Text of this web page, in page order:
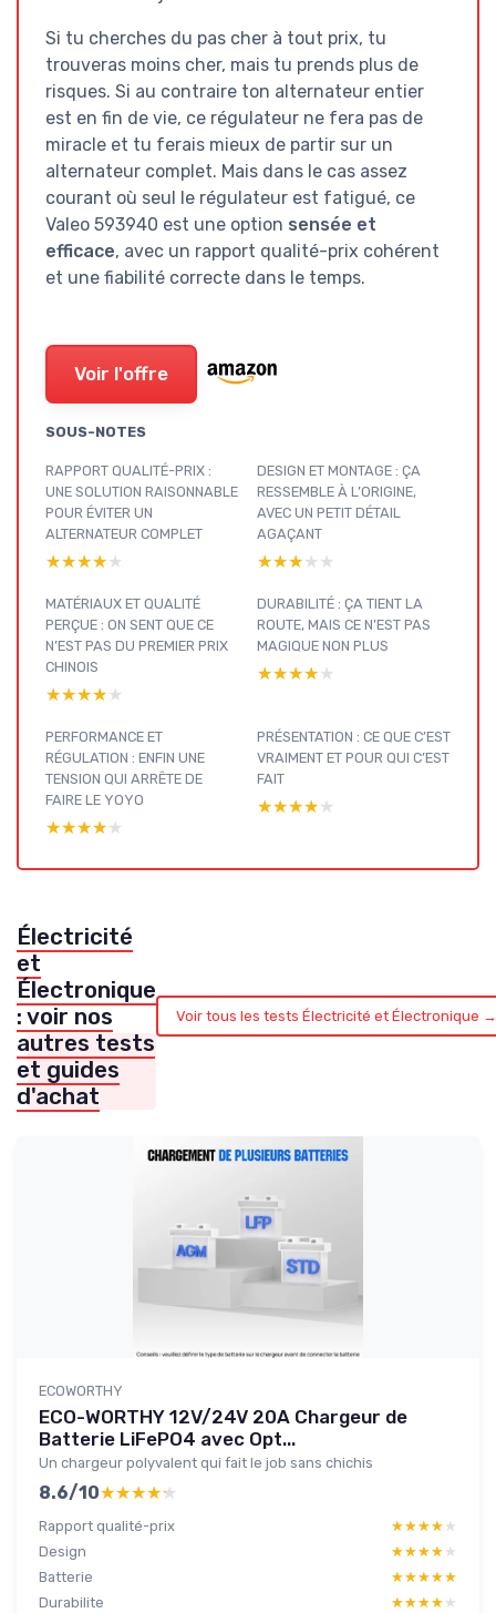
Si tu cherches du pas cher à tout prix, tu
trouveras moins cher, mais tu prends plus de
risques. Si au contraire ton alternateur entier
est en fin de vie, ce régulateur ne fera pas de
miracle et tu ferais mieux de partir sur un
alternateur complet. Mais dans le cas assez
courant où seul le régulateur est fatigué, ce
Valeo 593940 est une option sensée et
efficace, avec un rapport qualité-prix cohérent
et une fiabilité correcte dans le temps.
Voir l'offre
SOUS-NOTES
RAPPORT QUALITÉ-PRIX :
UNE SOLUTION RAISONNABLE
POUR ÉVITER UN
ALTERNATEUR COMPLET
★★★★★
★★★★★
DESIGN ET MONTAGE : ÇA
RESSEMBLE À L’ORIGINE,
AVEC UN PETIT DÉTAIL
AGAÇANT
★★★★★
★★★★★
MATÉRIAUX ET QUALITÉ
PERÇUE : ON SENT QUE CE
N’EST PAS DU PREMIER PRIX
CHINOIS
★★★★★
★★★★★
DURABILITÉ : ÇA TIENT LA
ROUTE, MAIS CE N’EST PAS
MAGIQUE NON PLUS
★★★★★
★★★★★
PERFORMANCE ET
RÉGULATION : ENFIN UNE
TENSION QUI ARRÊTE DE
FAIRE LE YOYO
★★★★★
★★★★★
PRÉSENTATION : CE QUE C’EST
VRAIMENT ET POUR QUI C’EST
FAIT
★★★★★
★★★★★
Électricité
et
Électronique
: voir nos
autres tests
et guides
d'achat
Voir tous les tests Électricité et Électronique →
ECOWORTHY
ECO-WORTHY 12V/24V 20A Chargeur de
Batterie LiFePO4 avec Opt...
Un chargeur polyvalent qui fait le job sans chichis
8.6/10★★★★★
★★★★★
Rapport qualité-prix ★★★★★
★★★★★
Design
★★★★★
★★★★★
Batterie
★★★★★
★★★★★
Durabilite
★★★★★
★★★★★